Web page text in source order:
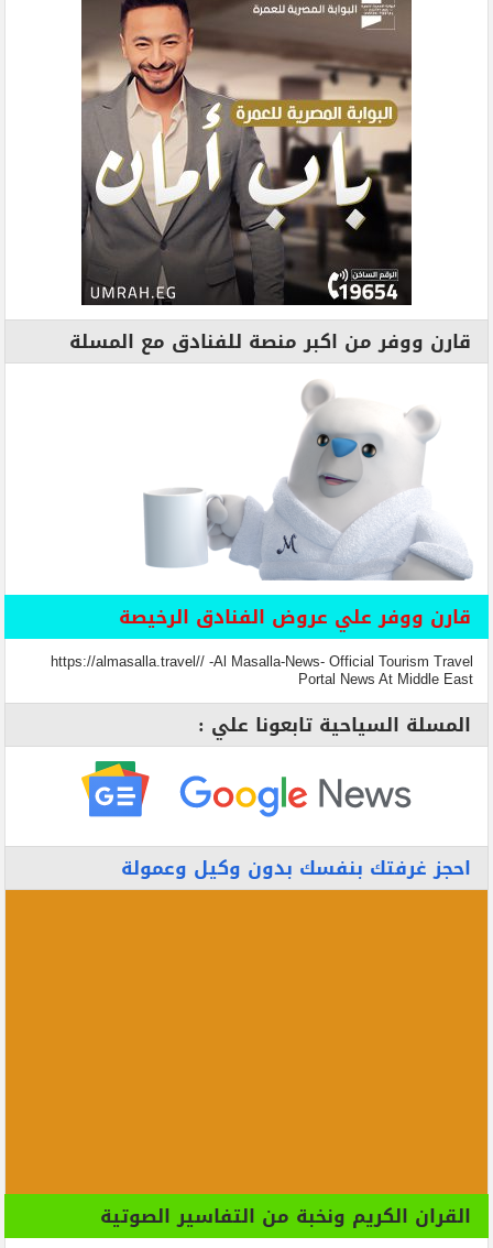
قارن ووفر من اكبر منصة للفنادق مع المسلة
قارن ووفر علي عروض الفنادق الرخيصة
https://almasalla.travel// -Al Masalla-News- Official Tourism Travel
Portal News At Middle East
المسلة السياحية تابعونا علي :
احجز غرفتك بنفسك بدون وكيل وعمولة
القران الكريم ونخبة من التفاسير الصوتية